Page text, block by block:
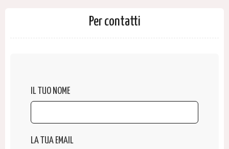
Per contatti
IL TUO NOME
LA TUA EMAIL